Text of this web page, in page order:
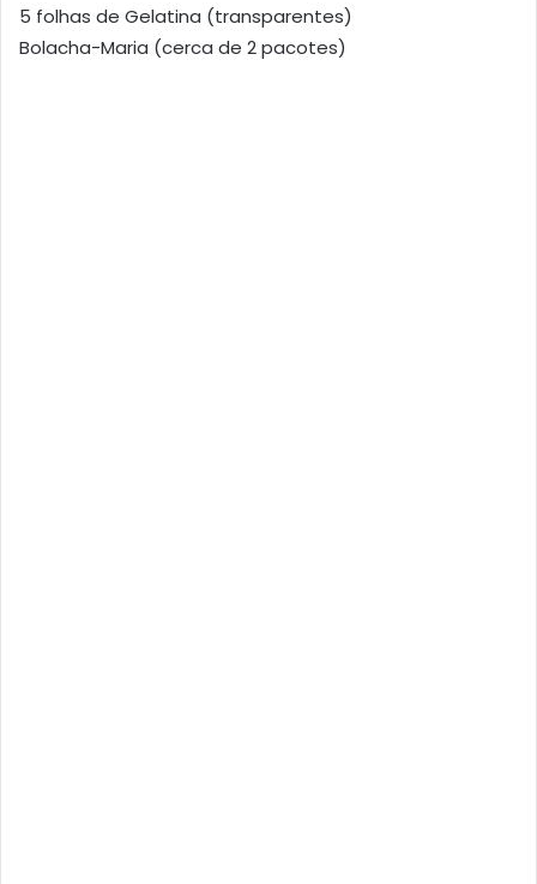
5 folhas de Gelatina (transparentes)
Bolacha-Maria (cerca de 2 pacotes)